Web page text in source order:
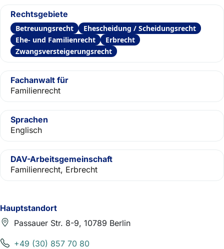
Hauptstandort
Passauer Str. 8-9, 10789 Berlin
+49 (30) 857 70 80
Rechtsgebiete
Betreuungsrecht
Ehescheidung / Scheidungsrecht
Ehe- und Familienrecht
Erbrecht
Zwangsversteigerungsrecht
Fachanwalt für
Familienrecht
Sprachen
Englisch
DAV-Arbeitsgemeinschaft
Familienrecht, Erbrecht